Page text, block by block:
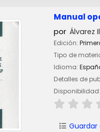
Manual
por Álvarez
Edición:
Tipo de
Idioma:
Detalles de
Disponibilidad:
Guardar